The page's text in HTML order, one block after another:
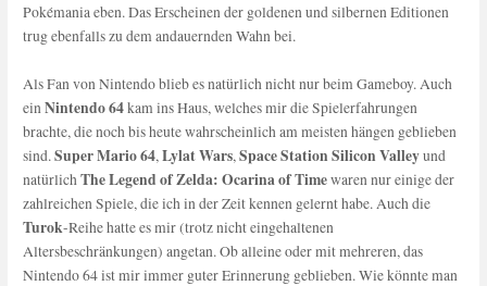
Pokémania eben. Das Erscheinen der goldenen und silbernen Editionen
trug ebenfalls zu dem andauernden Wahn bei.
Als Fan von Nintendo blieb es natürlich nicht nur beim Gameboy. Auch
einNintendo 64kam ins Haus, welches mir die Spielerfahrungen
brachte, die noch bis heute wahrscheinlich am meisten hängen geblieben
sind.Super Mario 64,Lylat Wars,Space Station Silicon Valleyund
natürlichThe Legend of Zelda: Ocarina of Timewaren nur einige der
zahlreichen Spiele, die ich in der Zeit kennen gelernt habe. Auch die
Turok-Reihe hatte es mir (trotz nicht eingehaltenen
Altersbeschränkungen) angetan. Ob alleine oder mit mehreren, das
Nintendo 64 ist mir immer guter Erinnerung geblieben. Wie könnte man